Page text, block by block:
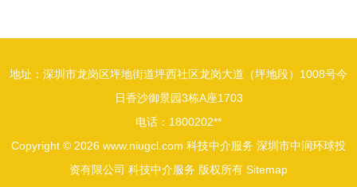
地址：深圳市龙岗区坪地街道坪西社区龙岗大道（坪地段）1008号今
日香沙御景园3栋A座1703
电话：1800202**
Copyright © 2026 www.niugcl.com 科技中介服务 深圳市中润环球投
资有限公司 科技中介服务 版权所有 Sitemap